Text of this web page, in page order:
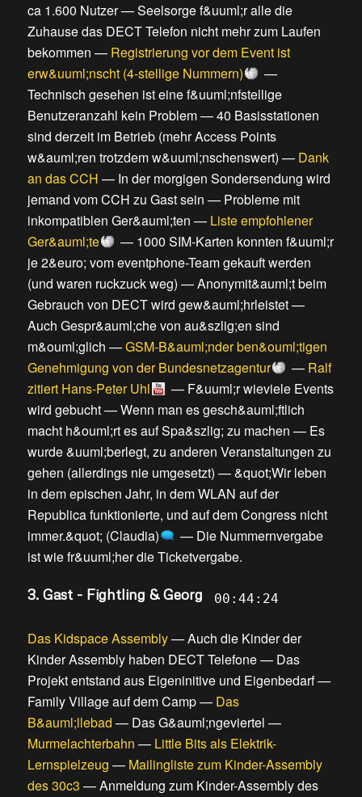
ca 1.600 Nutzer—Seelsorge f&uuml;r alle die
Zuhause das DECT Telefon nicht mehr zum Laufen
bekommen — Registrierung vor dem Event ist
erw&uuml;nscht (4-stellige Nummern)
—
Technisch gesehen ist eine f&uuml;nfstellige
Benutzeranzahl kein Problem—40 Basisstationen
sind derzeit im Betrieb (mehr Access Points
w&auml;ren trotzdem w&uuml;nschenswert) — Dank
an das CCH — In der morgigen Sondersendung wird
jemand vom CCH zu Gast sein — Probleme mit
inkompatiblen Ger&auml;ten — Liste empfohlener
Ger&auml;te
— 1000 SIM-Karten konnten f&uuml;r
je 2&euro; vom eventphone-Team gekauft werden
(und waren ruckzuck weg) —Anonymit&auml;t beim
Gebrauch von DECT wird gew&auml;hrleistet—
Auch Gespr&auml;che von au&szlig;en sind
m&ouml;glich —GSM-B&auml;nder ben&ouml;tigen
Genehmigung von der Bundesnetzagentur
— Ralf
zitiert Hans-Peter Uhl
— F&uuml;r wieviele Events
wird gebucht—Wenn man es gesch&auml;ftlich
macht h&ouml;rt es auf Spa&szlig; zu machen — Es
wurde &uuml;berlegt, zu anderen Veranstaltungen zu
gehen (allerdings nie umgesetzt) —&quot;Wir leben
in dem epischen Jahr, in dem WLAN auf der
Republica funktionierte, und auf dem Congress nicht
immer.&quot; (Claudia)
— Die Nummernvergabe
ist wie fr&uuml;her die Ticketvergabe.
3. Gast - Fightling & Georg 00:44:24
Das Kidspace Assembly—Auch die Kinder der
Kinder Assembly haben DECT Telefone— Das
Projekt entstand aus Eigeninitive und Eigenbedarf—
Family Village auf dem Camp— Das
B&auml;llebad — Das G&auml;ngeviertel —
Murmelachterbahn — Little Bits als Elektrik-
Lernspielzeug — Mailingliste zum Kinder-Assembly
des 30c3 —Anmeldung zum Kinder-Assembly des